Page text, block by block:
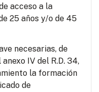
acceso a la
25 años y/o de 45
necesarias, de
IV del R.D. 34,
la formación
de